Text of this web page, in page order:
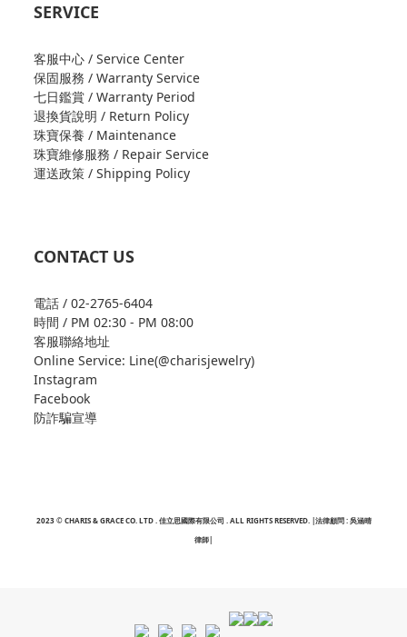
SERVICE
客服中心 / Service Center
保固服務 / Warranty Service
七日鑑賞 / Warranty Period
退換貨說明 / Return Policy
珠寶保養 / Maintenance
珠寶維修服務 / Repair Service
運送政策 / Shipping Policy
CONTACT US
電話 / 02-2765-6404
時間 / PM 02:30 - PM 08:00
客服聯絡地址
Online Service: Line(@charisjewelry)
Instagram
Facebook
防詐騙宣導
2023 © CHARIS & GRACE CO. LTD . 佳立思國際有限公司 . ALL RIGHTS RESERVED. |法律顧問 : 吳涵晴
律師|